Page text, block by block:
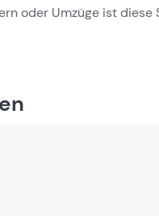
oder Umzüge ist